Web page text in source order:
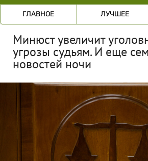
ГЛАВНОЕ ЛУЧШЕЕ
Минюст увеличит
угрозы судьям. И еще
новостей ночи